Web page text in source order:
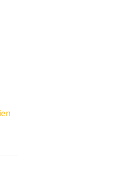
Dubbel 20 liter aantal